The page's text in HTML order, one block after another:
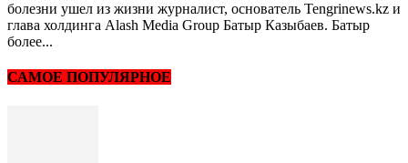
болезни ушел из жизни журналист, основатель Tengrinews.kz и
глава холдинга Alash Media Group Батыр Казыбаев. Батыр
более...
САМОЕ ПОПУЛЯРНОЕ